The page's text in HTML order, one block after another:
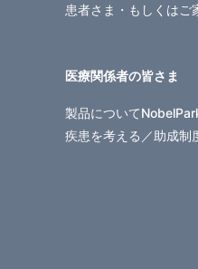
患者さま・もしくはご
医療関係者の皆さま
製品について
疾患を考える／助成制